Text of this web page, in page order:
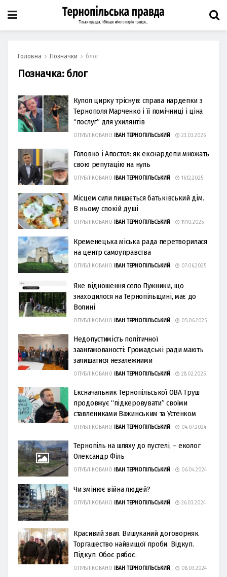
Головна Позначки блог
Позначка: блог
Купол цирку тріснув: справа нардепки з
Тернополя Марченко і її помічниці і ціна
“послуг” для ухилянтів
ОПУБЛІКОВАНО ІВАН ТЕРНОПІЛЬСЬКИЙ 23.03.2026
Головко і Апостол: як екснардепи множать
свою репутацію на нуль
ОПУБЛІКОВАНО ІВАН ТЕРНОПІЛЬСЬКИЙ 16.12.2025
Місцем сили лишається батьківський дім.
В ньому спокій душі
ОПУБЛІКОВАНО ІВАН ТЕРНОПІЛЬСЬКИЙ 19.10.2025
Кременецька міська рада перетворилася
на центр самоуправства
ОПУБЛІКОВАНО ІВАН ТЕРНОПІЛЬСЬКИЙ 07.06.2025
Яке відношення село Пужники, що
знаходилося на Тернопільщині, має до
Волині
ОПУБЛІКОВАНО ІВАН ТЕРНОПІЛЬСЬКИЙ 05.06.2025
Недопустимість політичної
заангажованості: Громадські ради мають
залишатися незалежними
ОПУБЛІКОВАНО ІВАН ТЕРНОПІЛЬСЬКИЙ 28.02.2025
Ексначальник Тернопільської ОВА Труш
продовжує “підкеровувати” своїми
ставлениками Важинським та Устенком
ОПУБЛІКОВАНО ІВАН ТЕРНОПІЛЬСЬКИЙ 04.07.2024
Тернопіль на шляху до пустелі, – еколог
Олександр Філь
ОПУБЛІКОВАНО ІВАН ТЕРНОПІЛЬСЬКИЙ 06.04.2024
Чи змінює війна людей?
ОПУБЛІКОВАНО ІВАН ТЕРНОПІЛЬСЬКИЙ 26.03.2024
Красивий звал. Вишуканий договорняк.
Торгашество найвищої проби. Відкуп.
Підкуп. Обоє рябоє.
ОПУБЛІКОВАНО ІВАН ТЕРНОПІЛЬСЬКИЙ 08.03.2024